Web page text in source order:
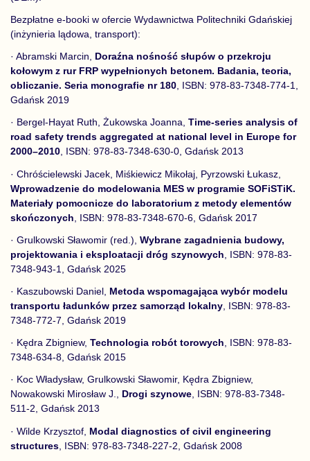
Bezpłatne e-booki w ofercie Wydawnictwa Politechniki Gdańskiej
(inżynieria lądowa, transport):
· Abramski Marcin, Doraźna nośność słupów o przekroju
kołowym z rur FRP wypełnionych betonem. Badania, teoria,
obliczanie. Seria monografie nr 180, ISBN: 978-83-7348-774-1,
Gdańsk 2019
· Bergel-Hayat Ruth, Żukowska Joanna, Time-series analysis of
road safety trends aggregated at national level in Europe for
2000–2010, ISBN: 978-83-7348-630-0, Gdańsk 2013
· Chróścielewski Jacek, Miśkiewicz Mikołaj, Pyrzowski Łukasz,
Wprowadzenie do modelowania MES w programie SOFiSTiK.
Materiały pomocnicze do laboratorium z metody elementów
skończonych , ISBN: 978-83-7348-670-6, Gdańsk 2017
· Grulkowski Sławomir (red.), Wybrane zagadnienia budowy,
projektowania i eksploatacji dróg szynowych , ISBN: 978-83-
7348-943-1, Gdańsk 2025
· Kaszubowski Daniel, Metoda wspomagająca wybór modelu
transportu ładunków przez samorząd lokalny , ISBN: 978-83-
7348-772-7, Gdańsk 2019
· Kędra Zbigniew, Technologia robót torowych, ISBN: 978-83-
7348-634-8, Gdańsk 2015
· Koc Władysław, Grulkowski Sławomir, Kędra Zbigniew,
Nowakowski Mirosław J., Drogi szynowe, ISBN: 978-83-7348-
511-2, Gdańsk 2013
· Wilde Krzysztof, Modal diagnostics of civil engineering
structures , ISBN: 978-83-7348-227-2, Gdańsk 2008